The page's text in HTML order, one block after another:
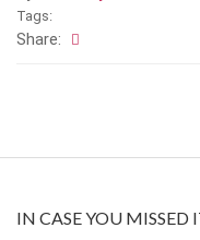
Tags:
Share:
IN CASE YOU MISSED